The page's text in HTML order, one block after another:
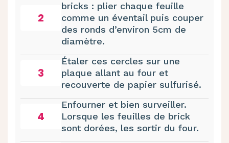
2
bricks : plier chaque feuille
comme un éventail puis couper
des ronds d’environ 5cm de
diamètre.
3
Étaler ces cercles sur une
plaque allant au four et
recouverte de papier sulfurisé.
4
Enfourner et bien surveiller.
Lorsque les feuilles de brick
sont dorées, les sortir du four.